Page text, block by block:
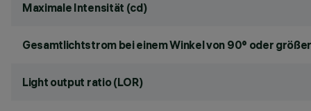
Maximale Intensität (cd)
Gesamtlichtstrom bei einem Winkel von 90° oder
Light output ratio (LOR)